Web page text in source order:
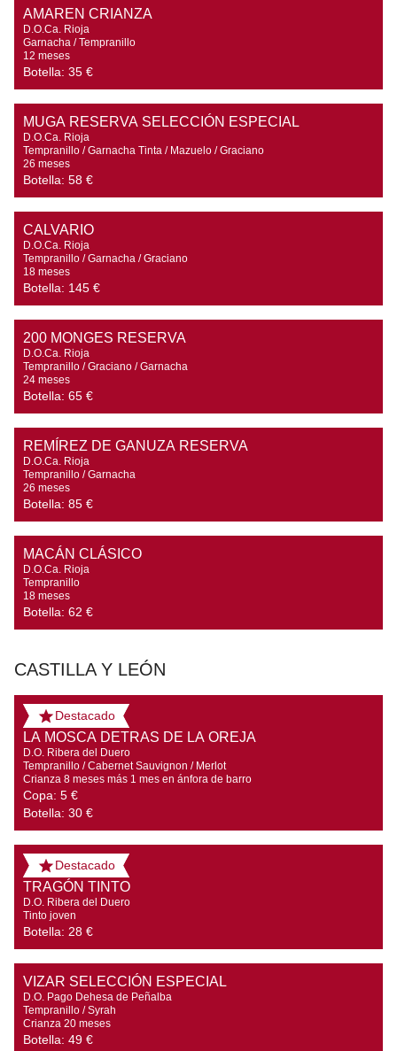
AMAREN CRIANZA
D.O.Ca. Rioja
Garnacha / Tempranillo
12 meses
Botella: 35 €
MUGA RESERVA SELECCIÓN ESPECIAL
D.O.Ca. Rioja
Tempranillo / Garnacha Tinta / Mazuelo / Graciano
26 meses
Botella: 58 €
CALVARIO
D.O.Ca. Rioja
Tempranillo / Garnacha / Graciano
18 meses
Botella: 145 €
200 MONGES RESERVA
D.O.Ca. Rioja
Tempranillo / Graciano / Garnacha
24 meses
Botella: 65 €
REMÍREZ DE GANUZA RESERVA
D.O.Ca. Rioja
Tempranillo / Garnacha
26 meses
Botella: 85 €
MACÁN CLÁSICO
D.O.Ca. Rioja
Tempranillo
18 meses
Botella: 62 €
CASTILLA Y LEÓN
Destacado
LA MOSCA DETRAS DE LA OREJA
D.O. Ribera del Duero
Tempranillo / Cabernet Sauvignon / Merlot
Crianza 8 meses más 1 mes en ánfora de barro
Copa: 5 €
Botella: 30 €
Destacado
TRAGÓN TINTO
D.O. Ribera del Duero
Tinto joven
Botella: 28 €
VIZAR SELECCIÓN ESPECIAL
D.O. Pago Dehesa de Peñalba
Tempranillo / Syrah
Crianza 20 meses
Botella: 49 €